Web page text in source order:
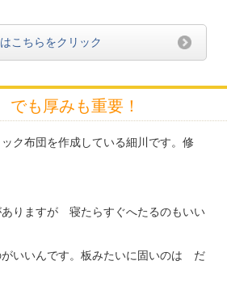
こちらをクリック
でも厚みも重要！
ク布団を作成している細川です。修
ありますが 寝たらすぐへたるのもいい
いいんです。板みたいに固いのは だ